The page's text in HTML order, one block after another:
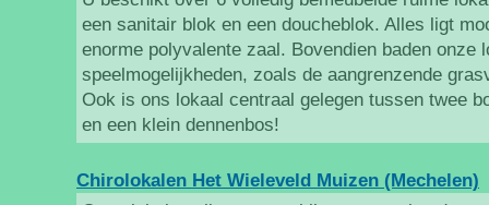
een sanitair blok en een doucheblok. Alles ligt
enorme polyvalente zaal. Bovendien baden onze
speelmogelijkheden, zoals de aangrenzende
Ook is ons lokaal centraal gelegen tussen twee
en een klein dennenbos!
Chirolokalen Het Wieleveld Muizen (Mechelen)